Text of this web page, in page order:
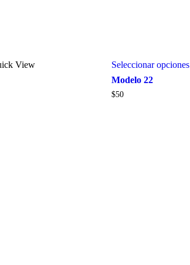
View
Seleccionar opciones
Modelo 22
$50